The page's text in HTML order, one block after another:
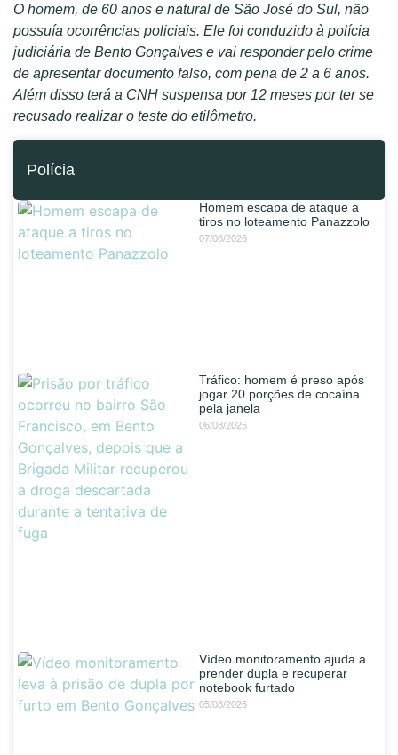
O homem, de 60 anos e natural de São José do Sul, não
possuía ocorrências policiais. Ele foi conduzido à polícia
judiciária de Bento Gonçalves e vai responder pelo crime
de apresentar documento falso, com pena de 2 a 6 anos.
Além disso terá a CNH suspensa por 12 meses por ter se
recusado realizar o teste do etilômetro.
Polícia
Homem escapa de ataque a
tiros no loteamento Panazzolo
07/08/2026
Tráfico: homem é preso após
jogar 20 porções de cocaína
pela janela
06/08/2026
Vídeo monitoramento ajuda a
prender dupla e recuperar
notebook furtado
05/08/2026